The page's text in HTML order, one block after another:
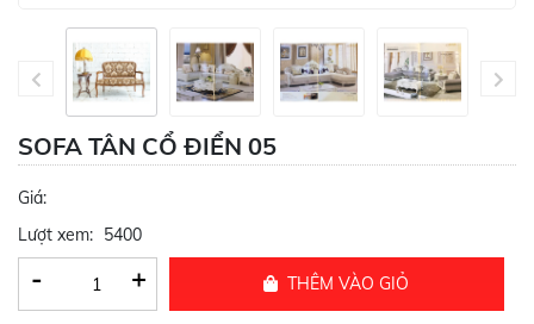
SOFA TÂN CỔ ĐIỂN 05
Giá:
Lượt xem: 5400
- + THÊM VÀO GIỎ